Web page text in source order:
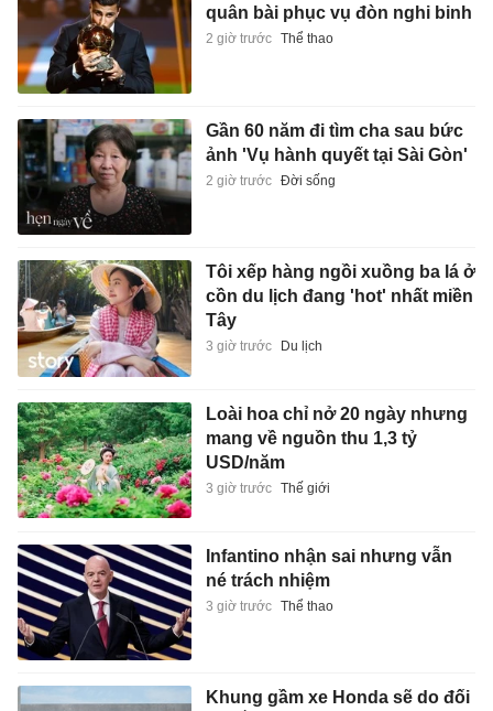
quân bài phục vụ đòn nghi binh
2 giờ trước Thể thao
Gần 60 năm đi tìm cha sau bức
ảnh 'Vụ hành quyết tại Sài Gòn'
2 giờ trước Đời sống
Tôi xếp hàng ngồi xuồng ba lá ở
cồn du lịch đang 'hot' nhất miền
Tây
3 giờ trước Du lịch
Loài hoa chỉ nở 20 ngày nhưng
mang về nguồn thu 1,3 tỷ
USD/năm
3 giờ trước Thế giới
Infantino nhận sai nhưng vẫn
né trách nhiệm
3 giờ trước Thể thao
Khung gầm xe Honda sẽ do đối